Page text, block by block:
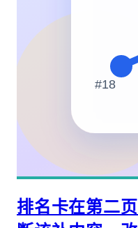
排名卡在第二